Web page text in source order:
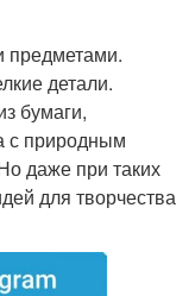
детали.
бумаги,
с природным
даже при таких
для творчества